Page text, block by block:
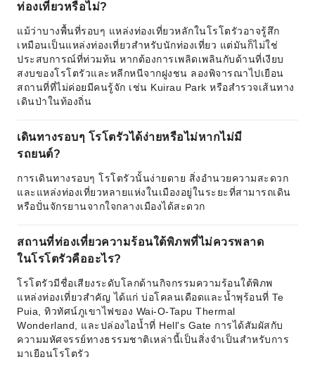
ท่องเที่ยวหรือไม่?
แม้ว่าบางพื้นที่รอบๆ แหล่งท่องเที่ยวหลักในโรโตรัวอาจรู้สึก
เหมือนเป็นแหล่งท่องเที่ยวสำหรับนักท่องเที่ยว แต่มันก็ไม่ใช่
ประสบการณ์ที่ท่วมท้น หากต้องการเพลิดเพลินกับด้านที่เงียบ
สงบของโรโตรัวและหลีกหนีจากฝูงชน ลองพิจารณาไปเยือน
สถานที่ที่ไม่ค่อยมีคนรู้จัก เช่น Kuirau Park หรือสำรวจเส้นทาง
เดินป่าในท้องถิ่น
เดินทางรอบๆ โรโตรัวได้ง่ายหรือไม่หากไม่มี
รถยนต์?
การเดินทางรอบๆ โรโตรัวนั้นง่ายดาย สิ่งอำนวยความสะดวก
และแหล่งท่องเที่ยวหลายแห่งในเมืองอยู่ในระยะที่สามารถเดิน
หรือปั่นจักรยานจากใจกลางเมืองได้สะดวก
สถานที่ท่องเที่ยวความร้อนใต้พิภพที่ไม่ควรพลาด
ในโรโตรัวคืออะไร?
โรโตรัวมีชื่อเสียงระดับโลกด้านกิจกรรมความร้อนใต้พิภพ
แหล่งท่องเที่ยวสำคัญ ได้แก่ บ่อโคลนเดือดและน้ำพุร้อนที่ Te
Puia, ทิวทัศน์ภูเขาไฟของ Wai-O-Tapu Thermal
Wonderland, และปล่องไอน้ำที่ Hell's Gate การได้สัมผัสกับ
ความมหัศจรรย์ทางธรรมชาติเหล่านี้เป็นสิ่งจำเป็นสำหรับการ
มาเยือนโรโตรัว